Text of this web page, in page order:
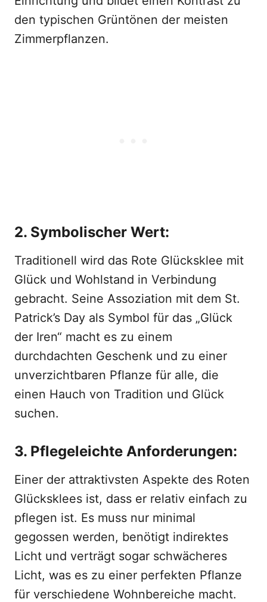
den typischen Grüntönen der meisten
Zimmerpflanzen.
2. Symbolischer Wert:
Traditionell wird das Rote Glücksklee mit
Glück und Wohlstand in Verbindung
gebracht. Seine Assoziation mit dem St.
Patrick’s Day als Symbol für das „Glück
der Iren“ macht es zu einem
durchdachten Geschenk und zu einer
unverzichtbaren Pflanze für alle, die
einen Hauch von Tradition und Glück
suchen.
3. Pflegeleichte Anforderungen:
Einer der attraktivsten Aspekte des Roten
Glücksklees ist, dass er relativ einfach zu
pflegen ist. Es muss nur minimal
gegossen werden, benötigt indirektes
Licht und verträgt sogar schwächeres
Licht, was es zu einer perfekten Pflanze
für verschiedene Wohnbereiche macht.